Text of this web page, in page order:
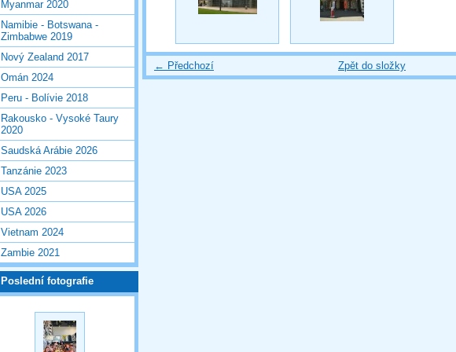
← Předchozí Zpět do složky
Myanmar 2020
Namibie - Botswana -
Zimbabwe 2019
Nový Zealand 2017
Omán 2024
Peru - Bolívie 2018
Rakousko - Vysoké Taury
2020
Saudská Arábie 2026
Tanzánie 2023
USA 2025
USA 2026
Vietnam 2024
Zambie 2021
Poslední fotografie